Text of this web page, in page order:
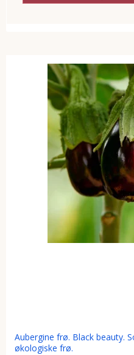
Aubergine frø. Black beauty.
økologiske frø.